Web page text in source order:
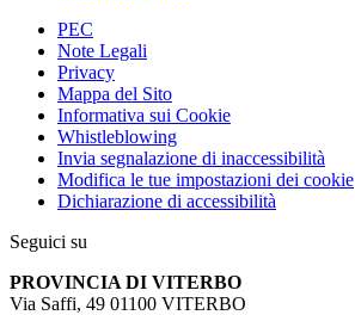
PEC
Note Legali
Privacy
Mappa del Sito
Informativa sui Cookie
Whistleblowing
Invia segnalazione di inaccessibilità
Modifica le tue impostazioni dei cookie
Dichiarazione di accessibilità
Seguici su
PROVINCIA DI VITERBO
Via Saffi, 49 01100 VITERBO